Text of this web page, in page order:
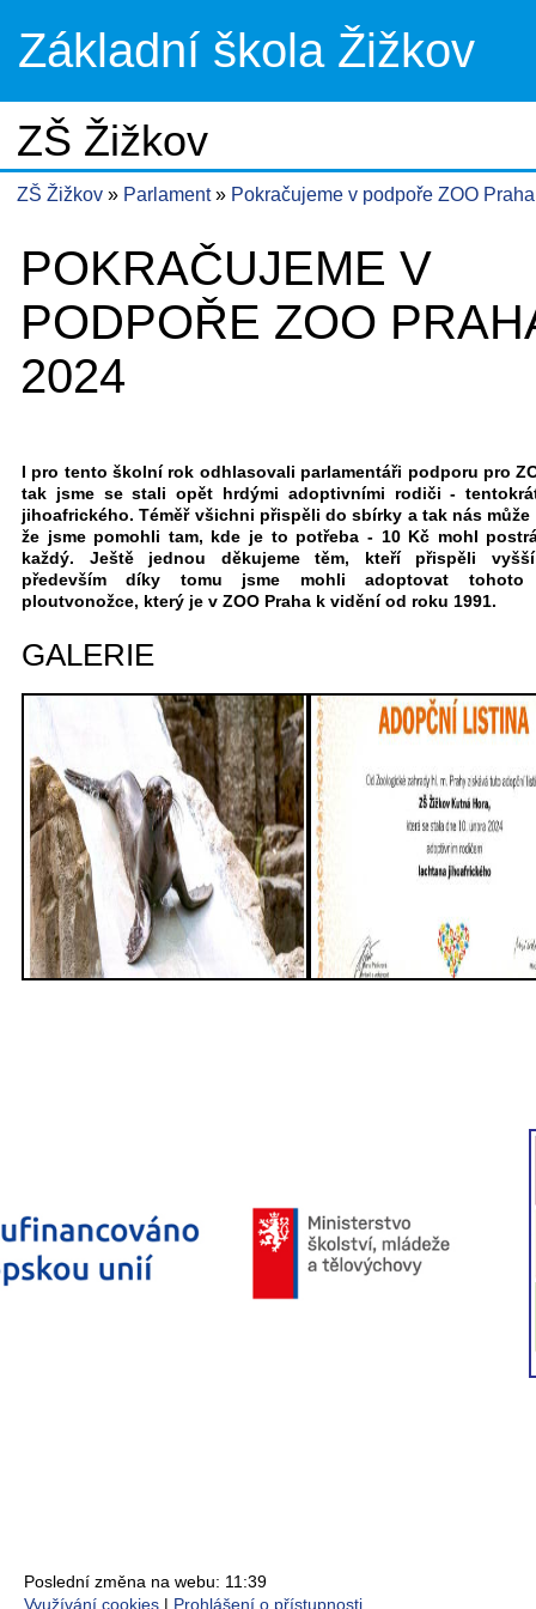
Základní škola Žižkov
ZŠ Žižkov
ZŠ Žižkov Parlament Pokračujeme v podpoře ZOO
POKRAČUJEME V
PODPOŘE ZOO
2024
I pro tento školní rok odhlasovali parlamentáři podporu pro
tak jsme se stali opět hrdými adoptivními rodiči -
jihoafrického. Téměř všichni přispěli do sbírky a tak nás
že jsme pomohli tam, kde je to potřeba - 10 Kč mohl
každý. Ještě jednou děkujeme těm, kteří přispěli
především díky tomu jsme mohli adoptovat tohoto
ploutvonožce, který je v ZOO Praha k vidění od roku 1991.
GALERIE
Poslední změna na webu: 11:39
Využívání cookies
Prohlášení o přístupnosti